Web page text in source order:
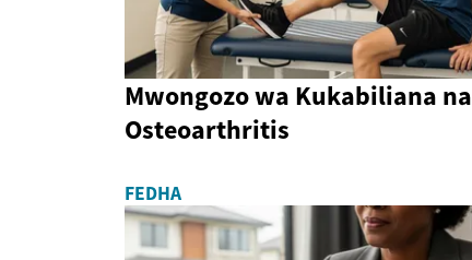
Mwongozo wa Kukabiliana na
Osteoarthritis
FEDHA